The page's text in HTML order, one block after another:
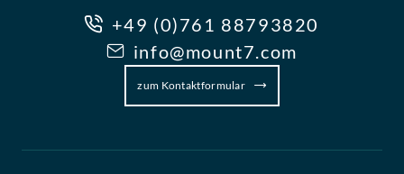
+49 (0)761 88793820
info@mount7.com
zum Kontaktformular